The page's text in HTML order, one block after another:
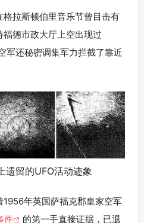
拉斯顿伯里音乐节曾目击有
德市政大厅上空出现过
军还秘密调集军力拦截了靠近
遗留的UFO活动迹象
年英国萨福克郡皇家空军
件 的第一手直接证据，已退